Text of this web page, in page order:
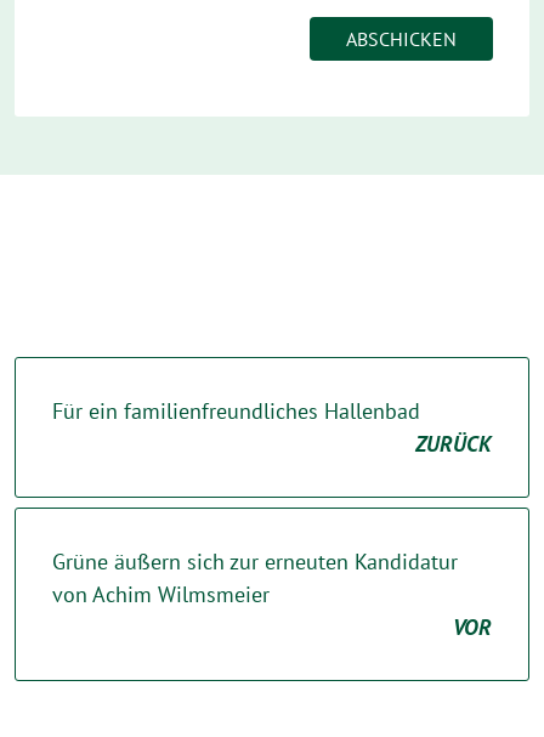
Für ein familienfreundliches Hallenbad
ZURÜCK
Grüne äußern sich zur erneuten Kandidatur
von Achim Wilmsmeier
VOR